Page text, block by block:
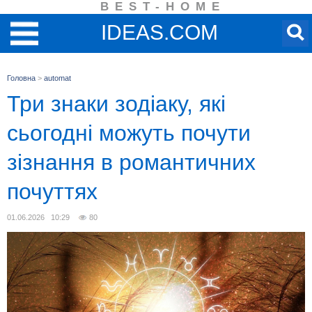
BEST-HOME
IDEAS.COM
Головна > automat
Три знаки зодіаку, які
сьогодні можуть почути
зізнання в романтичних
почуттях
01.06.2026 10:29 80